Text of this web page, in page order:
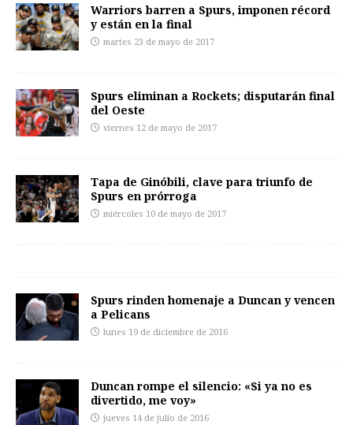
Warriors barren a Spurs, imponen récord
y están en la final
martes 23 de mayo de 2017
Spurs eliminan a Rockets; disputarán final
del Oeste
viernes 12 de mayo de 2017
Tapa de Ginóbili, clave para triunfo de
Spurs en prórroga
miércoles 10 de mayo de 2017
Spurs rinden homenaje a Duncan y vencen
a Pelicans
lunes 19 de diciembre de 2016
Duncan rompe el silencio: «Si ya no es
divertido, me voy»
jueves 14 de julio de 2016